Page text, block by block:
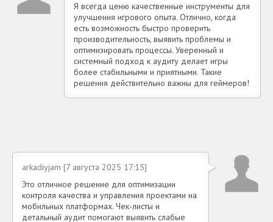
Я всегда ценю качественные инструменты для
улучшения игрового опыта. Отлично, когда
есть возможность быстро проверить
производительность, выявить проблемы и
оптимизировать процессы. Уверенный и
системный подход к аудиту делает игры
более стабильными и приятными. Такие
решения действительно важны для геймеров!
arkadiyjam [7 августа 2025 17:15]
Это отличное решение для оптимизации
контроля качества и управления проектами на
мобильных платформах. Чек-листы и
детальный аудит помогают выявить слабые